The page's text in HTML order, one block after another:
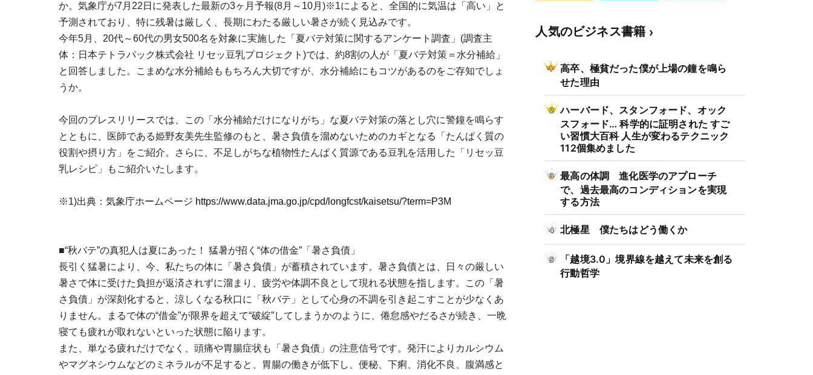
か。気象庁が7月22日に発表した最新の3ヶ月予報(8月～10月)※1によると、全国的に気温は「高い」と
予測されており、特に残暑は厳しく、長期にわたる厳しい暑さが続く見込みです。
今年5月、20代～60代の男女500名を対象に実施した「夏バテ対策に関するアンケート調査」(調査主
体：日本テトラパック株式会社 リセッ豆乳プロジェクト)では、約8割の人が「夏バテ対策＝水分補給」
と回答しました。こまめな水分補給ももちろん大切ですが、水分補給にもコツがあるのをご存知でしょ
うか。
今回のプレスリリースでは、この「水分補給だけになりがち」な夏バテ対策の落とし穴に警鐘を鳴らす
とともに、医師である姫野友美先生監修のもと、暑さ負債を溜めないためのカギとなる「たんぱく質の
役割や摂り方」をご紹介。さらに、不足しがちな植物性たんぱく質源である豆乳を活用した「リセッ豆
乳レシピ」もご紹介いたします。
※1)出典：気象庁ホームページ https://www.data.jma.go.jp/cpd/longfcst/kaisetsu/?term=P3M
■“秋バテ”の真犯人は夏にあった！ 猛暑が招く“体の借金”「暑さ負債」
長引く猛暑により、今、私たちの体に「暑さ負債」が蓄積されています。暑さ負債とは、日々の厳しい
暑さで体に受けた負担が返済されずに溜まり、疲労や体調不良として現れる状態を指します。この「暑
さ負債」が深刻化すると、涼しくなる秋口に「秋バテ」として心身の不調を引き起こすことが少なくあ
りません。まるで体の“借金”が限界を超えて“破綻”してしまうかのように、倦怠感やだるさが続き、一晩
寝ても疲れが取れないといった状態に陥ります。
また、単なる疲れだけでなく、頭痛や胃腸症状も「暑さ負債」の注意信号です。発汗によりカルシウム
やマグネシウムなどのミネラルが不足すると、胃腸の働きが低下し、便秘、下痢、消化不良、腹満感と
人気のビジネス書籍
高卒、極貧だった僕が上場の鐘を鳴ら
せた理由
ハーバード、スタンフォード、オック
スフォード… 科学的に証明された すご
い習慣大百科 人生が変わるテクニック
112個集めました
最高の体調 進化医学のアプローチ
で、過去最高のコンディションを実現
する方法
北極星 僕たちはどう働くか
「越境3.0」境界線を越えて未来を創る
行動哲学